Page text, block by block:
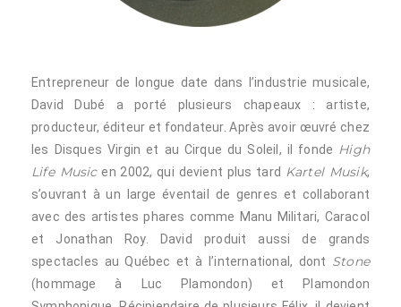
Entrepreneur de longue date dans l’industrie musicale,
David Dubé a porté plusieurs chapeaux : artiste,
producteur, éditeur et fondateur. Après avoir œuvré chez
les Disques Virgin et au Cirque du Soleil, il fonde High
Life Musicen 2002, qui devient plus tard Kartel Musik,
s’ouvrant à un large éventail de genres et collaborant
avec des artistes phares comme Manu Militari, Caracol
et Jonathan Roy. David produit aussi de grands
spectacles au Québec et à l’international, dont Stone
(hommage à Luc Plamondon) et Plamondon